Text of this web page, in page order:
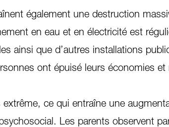
également une destruction
en eau et en électricité est
ainsi que d’autres installations
ont épuisé leurs économies et
ce qui entraîne une
Les parents observent